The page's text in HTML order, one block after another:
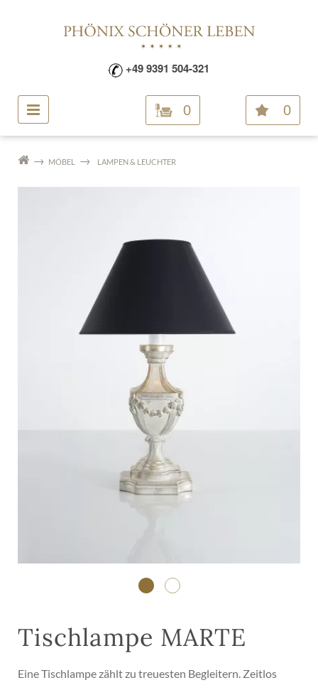
+49 9391 504-321
0 0
MÖBEL LAMPEN & LEUCHTER
Tischlampe MARTE
Eine Tischlampe zählt zu treuesten Begleitern. Zeitlos